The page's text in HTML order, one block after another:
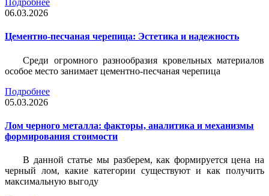
Подробнее
06.03.2026
Цементно-песчаная черепица: Эстетика и надежность
Среди огромного разнообразия кровельных материалов
особое место занимает цементно-песчаная черепица
Подробнее
05.03.2026
Лом черного металла: факторы, аналитика и механизмы
формирования стоимости
В данной статье мы разберем, как формируется цена на
черный лом, какие категории существуют и как получить
максимальную выгоду